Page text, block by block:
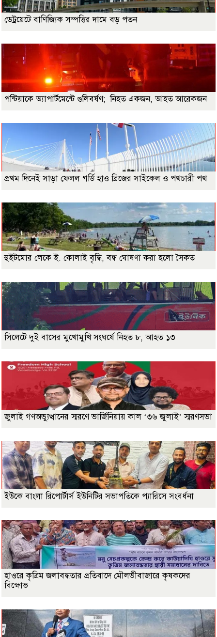
ডেট্রয়েটে বাণিজ্যিক সম্পত্তির দামে বড় পতন
পন্টিয়াকে অ্যাপার্টমেন্টে গুলিবর্ষণ; নিহত একজন, আহত আরেকজন
প্রথম দিনেই সাড়া ফেলল গর্ডি হাও ব্রিজের সাইকেল ও পথচারী পথ
হুইটমোর লেকে ই. কোলাই বৃদ্ধি, বন্ধ ঘোষণা করা হলো সৈকত
সিলেটে দুই বাসের মুখোমুখি সংঘর্ষে নিহত ৮, আহত ১৩
জুলাই গণঅভ্যুত্থানের স্মরণে ভার্জিনিয়ায় কাল ‘৩৬ জুলাই’ স্মরণসভা
ইউকে বাংলা রিপোর্টার্স ইউনিটির সভাপতিকে প্যারিসে সংবর্ধনা
হাওরে কৃত্রিম জলাবদ্ধতার প্রতিবাদে মৌলভীবাজারে কৃষকদের
বিক্ষোভ